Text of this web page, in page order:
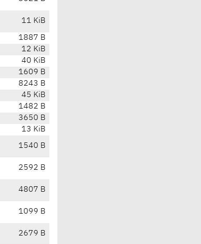
11 KiB
1887 B
12 KiB
40 KiB
1609 B
8243 B
45 KiB
1482 B
3650 B
13 KiB
1540 B
2592 B
4807 B
1099 B
2679 B